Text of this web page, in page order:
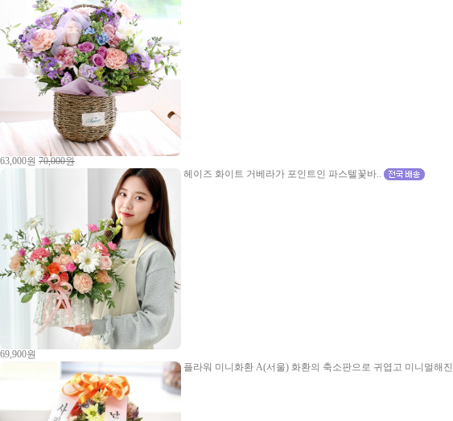
63,000원 70,000원
헤이즈 화이트 거베라가 포인트인 파스텔꽃바..
69,900원
플라워 미니화환 A(서울) 화환의 축소판으로 귀엽고 미니멀해진..